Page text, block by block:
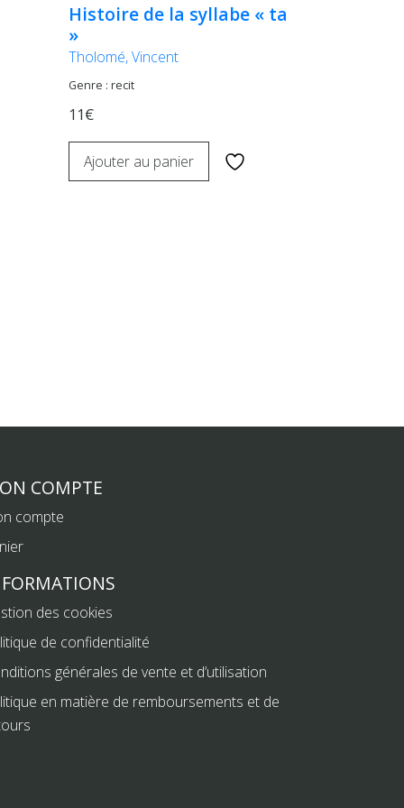
Histoire de la syllabe « ta
»
Tholomé, Vincent
Genre : recit
11€
Ajouter au panier
COMPTE
compte
des cookies
de confidentialité
générales de vente et d’utilisation
en matière de remboursements et de